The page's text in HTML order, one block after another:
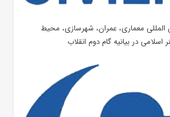
معماری، عمران، شهرسازی، محیط
در بیانیه گام دوم انقلاب